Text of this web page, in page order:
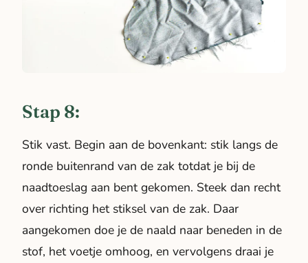
Stap 8:
Stik vast. Begin aan de bovenkant: stik langs de
ronde buitenrand van de zak totdat je bij de
naadtoeslag aan bent gekomen. Steek dan recht
over richting het stiksel van de zak. Daar
aangekomen doe je de naald naar beneden in de
stof, het voetje omhoog, en vervolgens draai je